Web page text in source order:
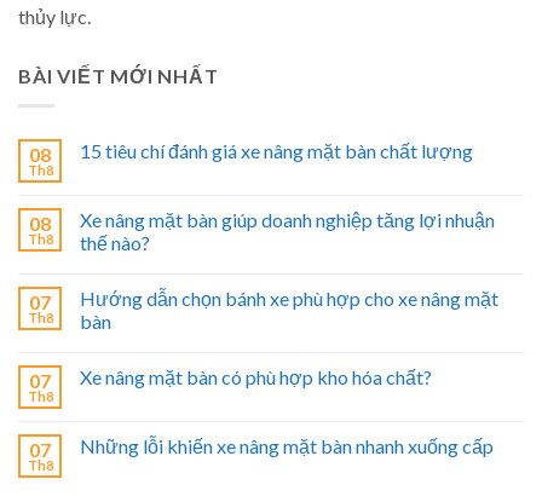
thủy lực.
BÀI VIẾT MỚI NHẤT
08
Th8
15 tiêu chí đánh giá xe nâng mặt bàn chất lượng
08
Th8
Xe nâng mặt bàn giúp doanh nghiệp tăng lợi nhuận
thế nào?
07
Th8
Hướng dẫn chọn bánh xe phù hợp cho xe nâng mặt
bàn
07
Th8
Xe nâng mặt bàn có phù hợp kho hóa chất?
07
Th8
Những lỗi khiến xe nâng mặt bàn nhanh xuống cấp